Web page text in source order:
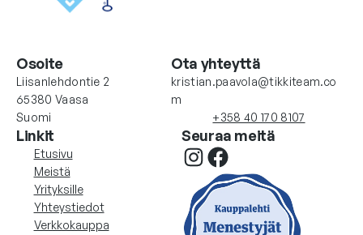
Osoite
Liisanlehdontie 2
65380 Vaasa
Suomi
Ota yhteyttä
kristian.paavola@tikkiteam.co
m
+358 40 170 8107
Linkit
Etusivu
Meistä
Yrityksille
Yhteystiedot
Verkkokauppa
Seuraa meitä
Instagram Facebook